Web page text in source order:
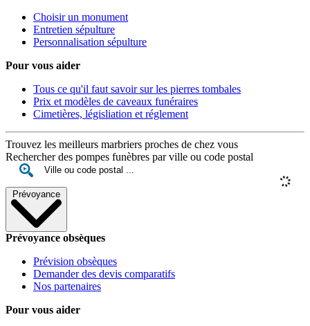
Choisir un monument
Entretien sépulture
Personnalisation sépulture
Pour vous aider
Tous ce qu'il faut savoir sur les pierres tombales
Prix et modèles de caveaux funéraires
Cimetières, législiation et réglement
Trouvez les meilleurs marbriers proches de chez vous
Rechercher des pompes funèbres par ville ou code postal
Prévoyance
Prévoyance obsèques
Prévision obsèques
Demander des devis comparatifs
Nos partenaires
Pour vous aider